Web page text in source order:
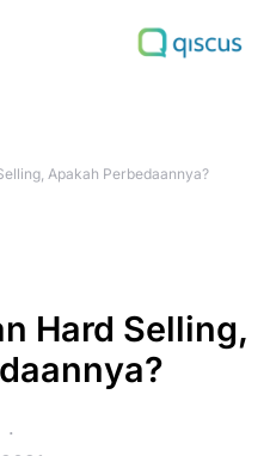
Apakah Perbedaannya?
Hard Selling,